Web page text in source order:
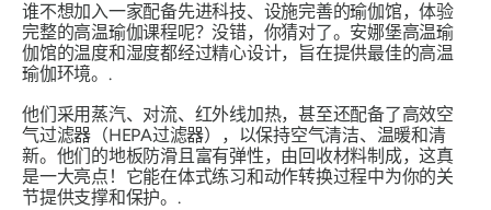
谁不想加入一家配备先进科技、设施完善的瑜伽馆，体验
完整的高温瑜伽课程呢？没错，你猜对了。安娜堡高温瑜
伽馆的温度和湿度都经过精心设计，旨在提供最佳的高温
瑜伽环境。.
他们采用蒸汽、对流、红外线加热，甚至还配备了高效空
气过滤器（HEPA过滤器），以保持空气清洁、温暖和清
新。他们的地板防滑且富有弹性，由回收材料制成，这真
是一大亮点！它能在体式练习和动作转换过程中为你的关
节提供支撑和保护。.